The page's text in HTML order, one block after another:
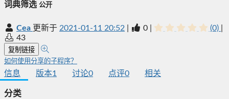
词典筛选 公开
Cea 更新于 2021-01-11 20:52 0 (0)
43
复制链接
如何使用分享的子程序？
信息 版本1 讨论0 点评0 相关
分类